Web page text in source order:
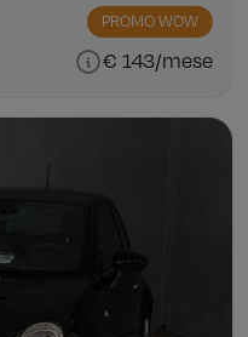
PROMO WOW
€ 143/mese